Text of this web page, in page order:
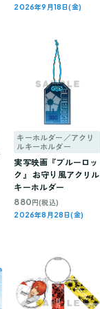
2026年9月18日(金)
キーホルダー／アクリ
ルキーホルダー
実写映画『ブルーロッ
ク』 お守り風アクリル
キーホルダー
880円(税込)
2026年8月28日(金)